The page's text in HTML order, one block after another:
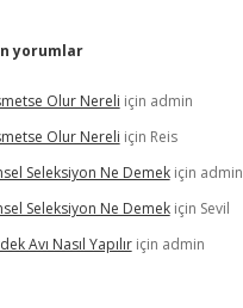
yorumlar
Olur Nereli için admin
Olur Nereli için Reis
Seleksiyon Ne Demekiçin admin
Seleksiyon Ne Demekiçin Sevil
Avı Nasıl Yapılıriçin admin